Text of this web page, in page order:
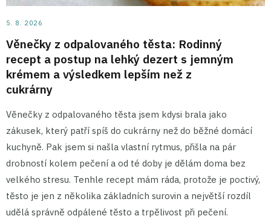
5. 8. 2026
Věnečky z odpalovaného těsta: Rodinný
recept a postup na lehký dezert s jemným
krémem a výsledkem lepším než z
cukrárny
Věnečky z odpalovaného těsta jsem kdysi brala jako
zákusek, který patří spíš do cukrárny než do běžné domácí
kuchyně. Pak jsem si našla vlastní rytmus, přišla na pár
drobností kolem pečení a od té doby je dělám doma bez
velkého stresu. Tenhle recept mám ráda, protože je poctivý,
těsto je jen z několika základních surovin a největší rozdíl
udělá správně odpálené těsto a trpělivost při pečení.